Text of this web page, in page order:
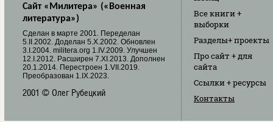
Сайт «Милитера» («Военная
литература»)
Cделан в марте 2001. Переделан
5.II.2002. Доделан 5.X.2002. Обновлен
3.I.2004. militera.org 1.IV.2009. Улучшен
12.I.2012. Расширен 7.XI.2013. Дополнен
20.1.2014. Перестроен 1.VII.2019.
Преобразован 1.IX.2023.
2001 © Олег Рубецкий
Все книги+
выборки
Разделы+ проекты
Про сайт + для
сайта
Ссылки+ ресурсы
Контакты